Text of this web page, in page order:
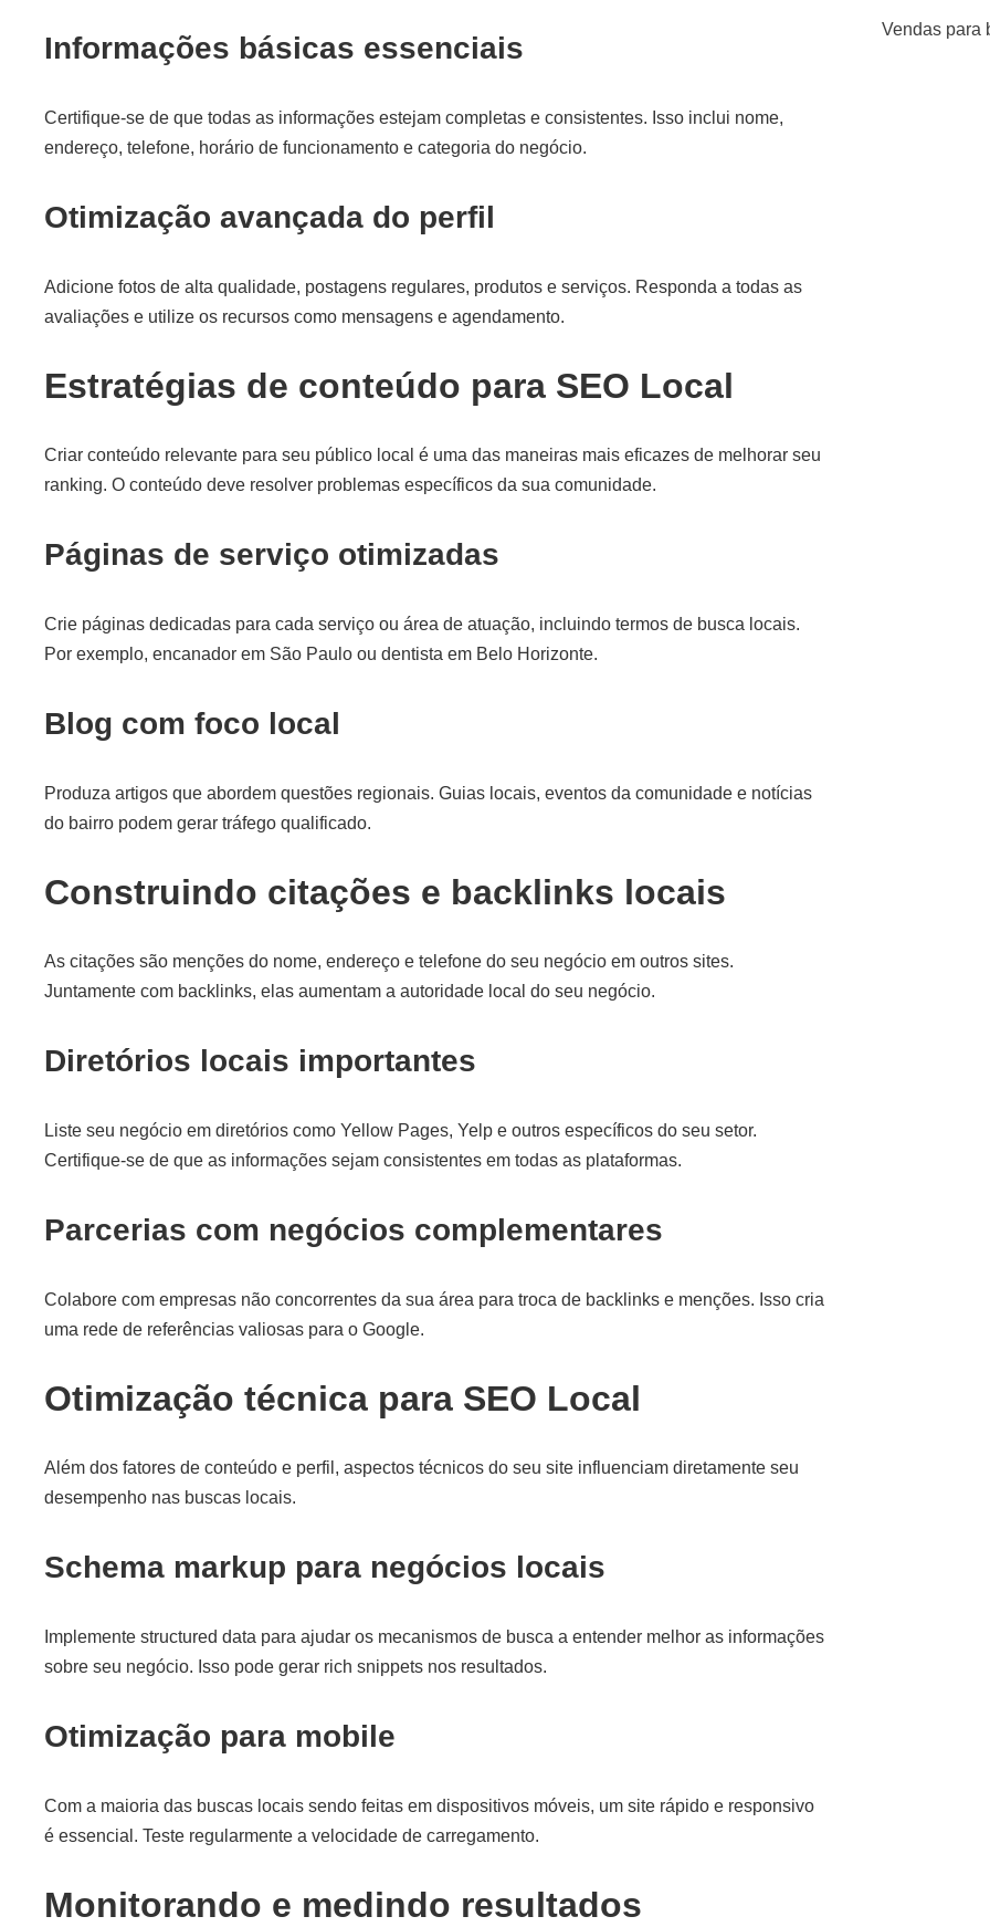
Informações básicas essenciais
Certifique-se de que todas as informações estejam completas e consistentes. Isso inclui nome,
endereço, telefone, horário de funcionamento e categoria do negócio.
Otimização avançada do perfil
Adicione fotos de alta qualidade, postagens regulares, produtos e serviços. Responda a todas as
avaliações e utilize os recursos como mensagens e agendamento.
Estratégias de conteúdo para SEO Local
Criar conteúdo relevante para seu público local é uma das maneiras mais eficazes de melhorar seu
ranking. O conteúdo deve resolver problemas específicos da sua comunidade.
Páginas de serviço otimizadas
Crie páginas dedicadas para cada serviço ou área de atuação, incluindo termos de busca locais.
Por exemplo, encanador em São Paulo ou dentista em Belo Horizonte.
Blog com foco local
Produza artigos que abordem questões regionais. Guias locais, eventos da comunidade e notícias
do bairro podem gerar tráfego qualificado.
Construindo citações e backlinks locais
As citações são menções do nome, endereço e telefone do seu negócio em outros sites.
Juntamente com backlinks, elas aumentam a autoridade local do seu negócio.
Diretórios locais importantes
Liste seu negócio em diretórios como Yellow Pages, Yelp e outros específicos do seu setor.
Certifique-se de que as informações sejam consistentes em todas as plataformas.
Parcerias com negócios complementares
Colabore com empresas não concorrentes da sua área para troca de backlinks e menções. Isso cria
uma rede de referências valiosas para o Google.
Otimização técnica para SEO Local
Além dos fatores de conteúdo e perfil, aspectos técnicos do seu site influenciam diretamente seu
desempenho nas buscas locais.
Schema markup para negócios locais
Implemente structured data para ajudar os mecanismos de busca a entender melhor as informações
sobre seu negócio. Isso pode gerar rich snippets nos resultados.
Otimização para mobile
Com a maioria das buscas locais sendo feitas em dispositivos móveis, um site rápido e responsivo
é essencial. Teste regularmente a velocidade de carregamento.
Monitorando e medindo resultados
Vendas para